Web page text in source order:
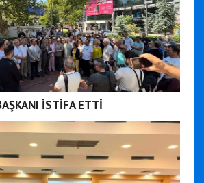
İSTİFA ETTİ